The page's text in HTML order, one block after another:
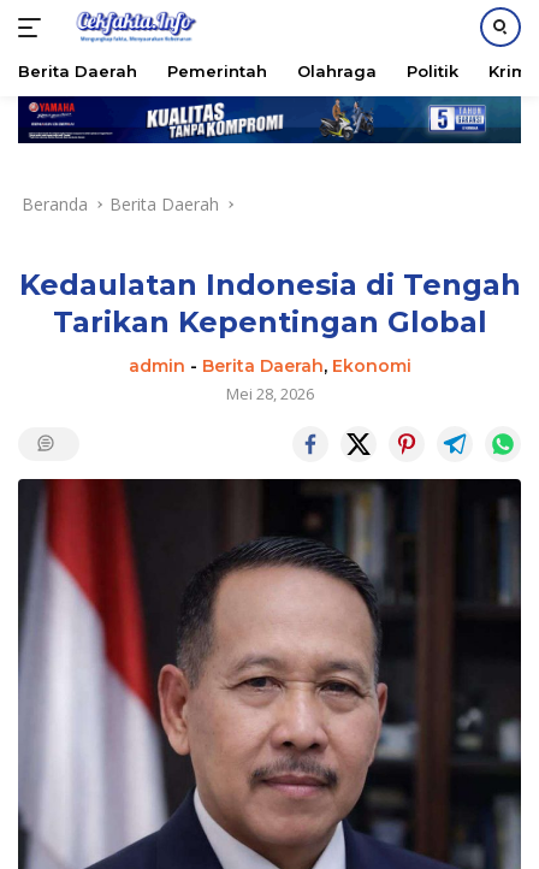
Langsung
Berita Daerah Pemerintah Olahraga Politik
Beranda Berita Daerah
Kedaulatan Indonesia di Tengah
Tarikan Kepentingan Global
admin - Berita Daerah, Ekonomi
Mei 28, 2026